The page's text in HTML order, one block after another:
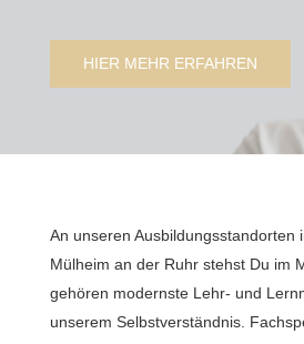
HIER MEHR ERFAHREN
An unseren Ausbildungsstandorten
Mülheim an der Ruhr stehst Du im
gehören modernste Lehr- und
unserem Selbstverständnis.